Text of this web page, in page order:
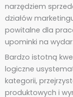
narzędziem
działów
powitalne dla
upominki na
Bardzo istotną
logiczne
kategorii,
produktowych i